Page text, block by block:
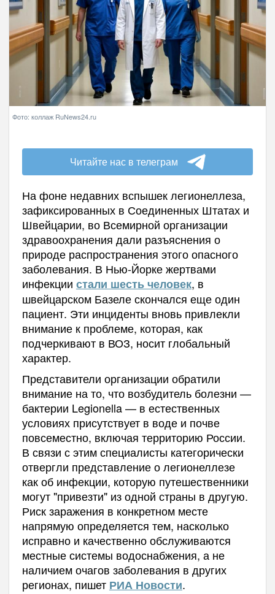
Фото: коллаж RuNews24.ru
Читайте нас в телеграм
На фоне недавних вспышек легионеллеза,
зафиксированных в Соединенных Штатах и
Швейцарии, во Всемирной организации
здравоохранения дали разъяснения о
природе распространения этого опасного
заболевания. В Нью-Йорке жертвами
инфекции стали шесть человек, в
швейцарском Базеле скончался еще один
пациент. Эти инциденты вновь привлекли
внимание к проблеме, которая, как
подчеркивают в ВОЗ, носит глобальный
характер.
Представители организации обратили
внимание на то, что возбудитель болезни —
бактерии Legionella — в естественных
условиях присутствует в воде и почве
повсеместно, включая территорию России.
В связи с этим специалисты категорически
отвергли представление о легионеллезе
как об инфекции, которую путешественники
могут "привезти" из одной страны в другую.
Риск заражения в конкретном месте
напрямую определяется тем, насколько
исправно и качественно обслуживаются
местные системы водоснабжения, а не
наличием очагов заболевания в других
регионах, пишет РИА Новости.